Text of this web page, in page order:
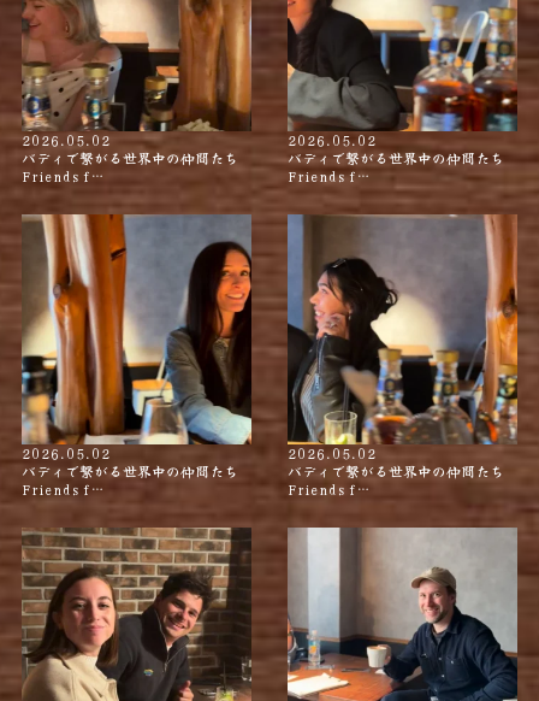
2026.05.02
バディで繋がる世界中の仲間たち
Friends f…
2026.05.02
バディで繋がる世界中の仲間たち
Friends f…
2026.05.02
バディで繋がる世界中の仲間たち
Friends f…
2026.05.02
バディで繋がる世界中の仲間たち
Friends f…